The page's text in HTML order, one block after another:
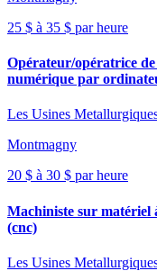
25 $ à 35 $ par heure
Opérateur/opératrice
numérique par
Les Usines
Montmagny
20 $ à 30 $ par heure
Machiniste sur matériel
(cnc)
Les Usines